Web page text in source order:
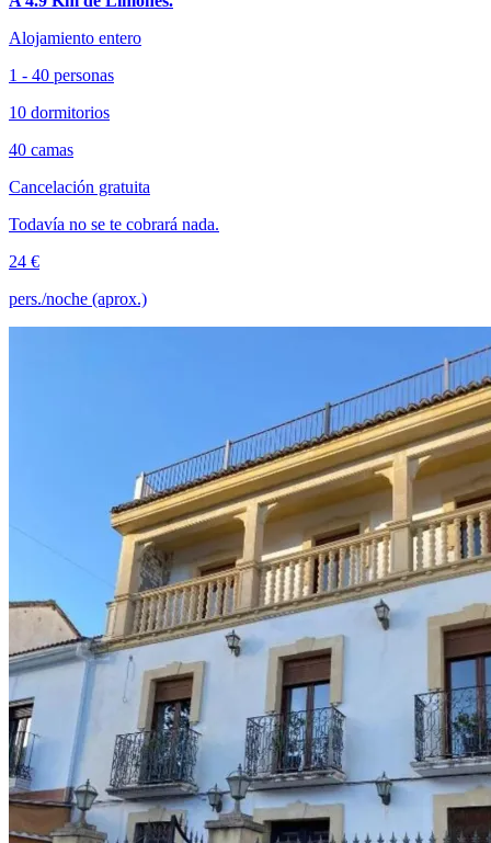
Alojamiento entero
1 - 40 personas
10 dormitorios
40 camas
Cancelación gratuita
Todavía no se te cobrará nada.
24 €
pers./noche (aprox.)